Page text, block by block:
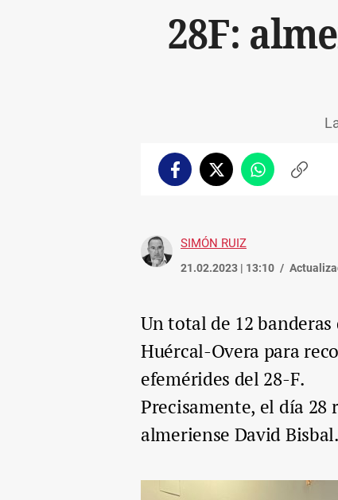
28F:
FacebookTwitterWhatsappCopiar
SIMÓN RUIZ
21.02.2023 | 13:10
Un total de 12
Huércal-Overa para
efemérides del 28-F.
Precisamente, el día
almeriense David Bisbal.